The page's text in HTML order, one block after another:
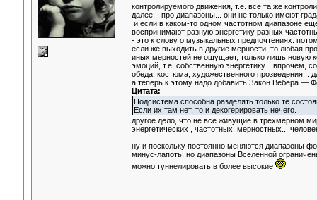
контролируемого движения, т.е. все та же
далее... про диапазоны... они не только имеют
и если в каком-то одном частотном диапазоне
воспринимают разную энергетику разных
- это к слову о музыкальных предпочтениях:
если же выходить в другие мерности, то любая
иных мерностей не ощущает, только лишь новую
эмоций, т.е. собственную энергетику... впрочем,
обеда, костюма, художественного прозведения...
а теперь к этому надо добавить Закон Вебера —
Цитата:
Подсистема способна разделять только те
Если их там нет, то и декогерировать нечего.
другое дело, что не все живущие в трехмерном
энергетических , частотных, мерностных...
ну и поскольку постоянно меняются диапазоны
минус-лапоть, но диапазоны Вселенной
можно туннелировать в более высокие